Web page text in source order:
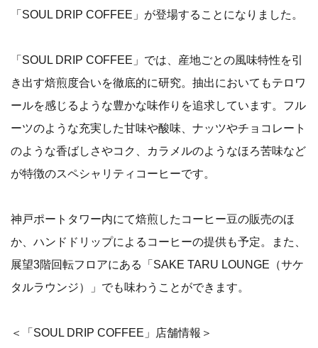
「SOUL DRIP COFFEE」が登場することになりました。
「SOUL DRIP COFFEE」では、産地ごとの風味特性を引
き出す焙煎度合いを徹底的に研究。抽出においてもテロワ
ールを感じるような豊かな味作りを追求しています。フル
ーツのような充実した甘味や酸味、ナッツやチョコレート
のような香ばしさやコク、カラメルのようなほろ苦味など
が特徴のスペシャリティコーヒーです。
神戸ポートタワー内にて焙煎したコーヒー豆の販売のほ
か、ハンドドリップによるコーヒーの提供も予定。また、
展望3階回転フロアにある「SAKE TARU LOUNGE（サケ
タルラウンジ）」でも味わうことができます。
＜「SOUL DRIP COFFEE」店舗情報＞